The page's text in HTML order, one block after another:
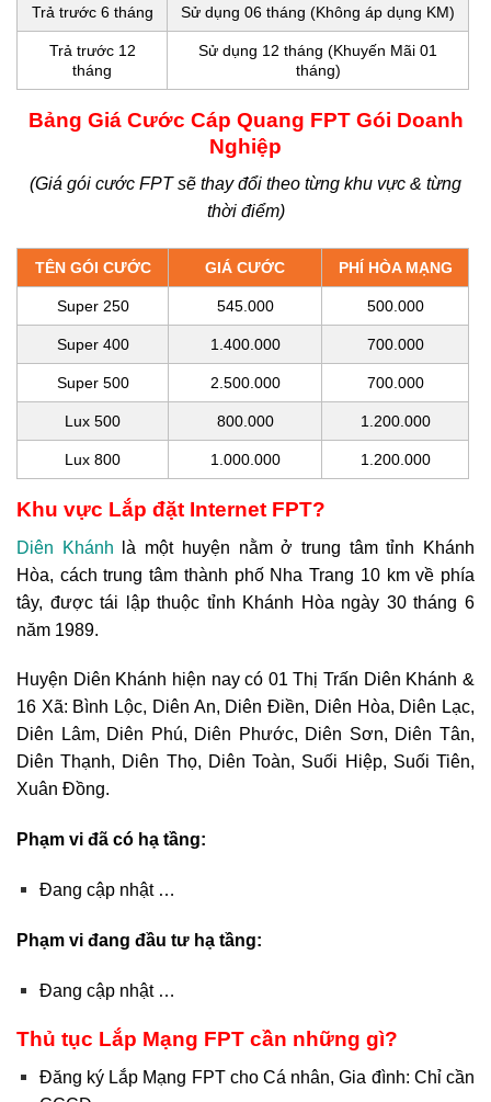
Trả trước 6 tháng Sử dụng 06 tháng (Không áp dụng KM)
Trả trước 12
tháng
Sử dụng 12 tháng (Khuyến Mãi 01
tháng)
Bảng Giá Cước Cáp Quang FPT Gói Doanh
Nghiệp
(Giá gói cước FPT sẽ thay đổi theo từng khu vực & từng
thời điểm)
TÊN GÓI CƯỚC GIÁ CƯỚC PHÍ HÒA MẠNG
Super 250 545.000 500.000
Super 400 1.400.000 700.000
Super 500 2.500.000 700.000
Lux 500 800.000 1.200.000
Lux 800 1.000.000 1.200.000
Khu vực Lắp đặt Internet FPT?
Diên Khánh là một huyện nằm ở trung tâm tỉnh Khánh
Hòa, cách trung tâm thành phố Nha Trang 10 km về phía
tây, được tái lập thuộc tỉnh Khánh Hòa ngày 30 tháng 6
năm 1989.
Huyện Diên Khánh hiện nay có 01 Thị Trấn Diên Khánh &
16 Xã: Bình Lộc, Diên An, Diên Điền, Diên Hòa, Diên Lạc,
Diên Lâm, Diên Phú, Diên Phước, Diên Sơn, Diên Tân,
Diên Thạnh, Diên Thọ, Diên Toàn, Suối Hiệp, Suối Tiên,
Xuân Đồng.
Phạm vi đã có hạ tầng:
Đang cập nhật …
Phạm vi đang đầu tư hạ tầng:
Đang cập nhật …
Thủ tục Lắp Mạng FPT cần những gì?
Đăng ký Lắp Mạng FPT cho Cá nhân, Gia đình: Chỉ cần